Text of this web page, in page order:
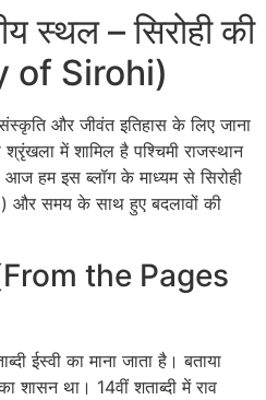
स्थल – सिरोही की
of Sirohi)
और जीवंत इतिहास के लिए जाना
श्रृंखला में शामिल है पश्चिमी राजस्थान
हम इस ब्लॉग के माध्यम से सिरोही
समय के साथ हुए बदलावों की
(From the Pages
ईस्वी का माना जाता है। बताया
शासन था। 14वीं शताब्दी में राव